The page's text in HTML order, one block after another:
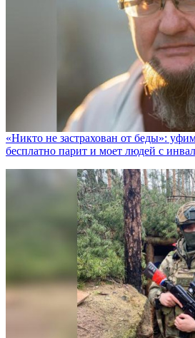
«Никто не заcтрахован от беды»:
бесплатно парит и моет людей с